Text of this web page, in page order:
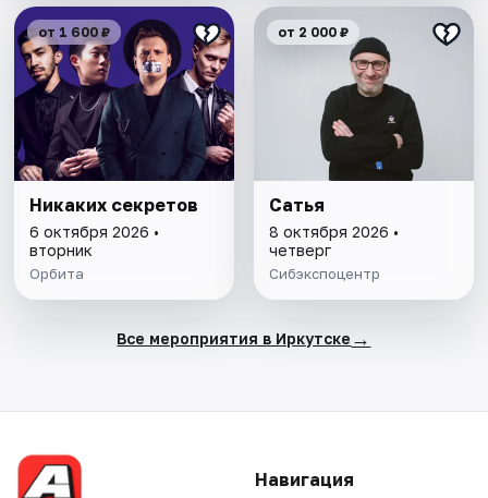
от 1 600 ₽
Никаких секретов
6 октября 2026 •
вторник
Орбита
от 2 000 ₽
Сатья
8 октября 2026 •
четверг
Сибэкспоцентр
Все мероприятия в Иркутске →
Навигация